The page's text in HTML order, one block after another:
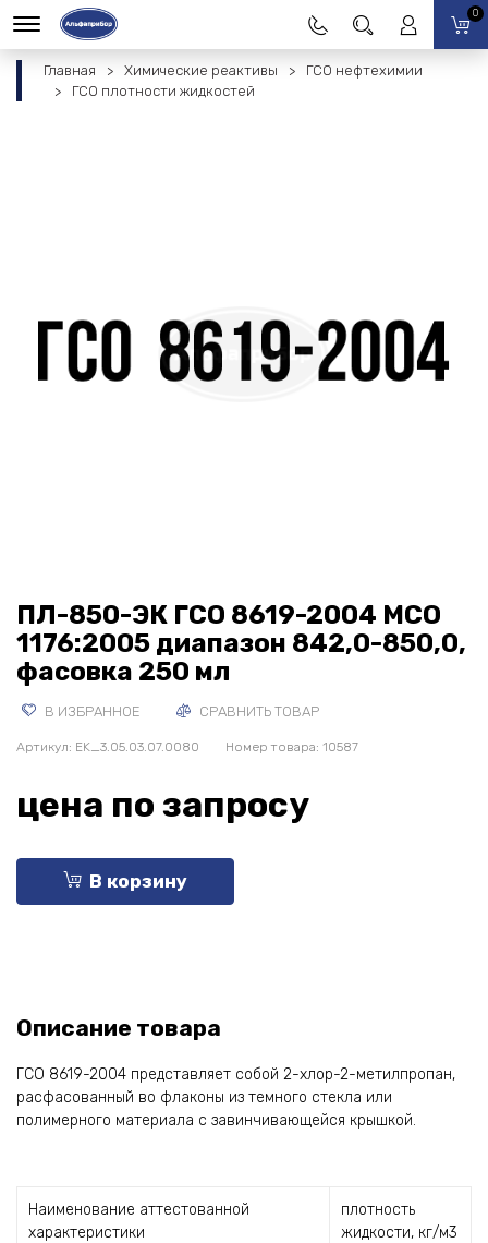
0
Главная Химические реактивы
ГСО нефтехимии
ГСО плотности жидкостей
ПЛ-850-ЭК ГСО 8619-2004 МСО
1176:2005 диапазон 842,0-850,0,
фасовка 250 мл
В ИЗБРАННОЕ СРАВНИТЬ ТОВАР
Артикул: EK_3.05.03.07.0080 Номер товара: 10587
цена по запросу
В корзину
Описание товара
ГСО 8619-2004 представляет собой 2-хлор-2-метилпропан,
расфасованный во флаконы из темного стекла или
полимерного материала с завинчивающейся крышкой.
Наименование аттестованной
характеристики
плотность
жидкости, кг/м3